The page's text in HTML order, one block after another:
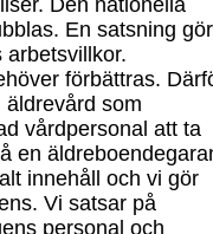
En satsning
arbetsvillkor.
förbättras.
som
vårdpersonal att ta
en
innehåll och vi gör
Vi satsar på
personal och